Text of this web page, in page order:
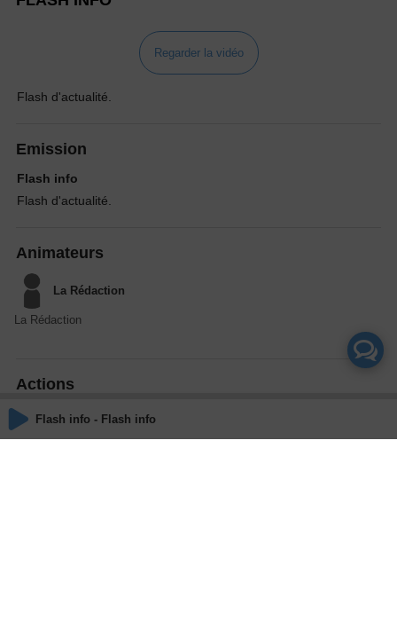
Regarder la vidéo
Flash d'actualité.
Emission
Flash info
Flash d'actualité.
Animateurs
La Rédaction
La Rédaction
Actions
Flash info - Flash info